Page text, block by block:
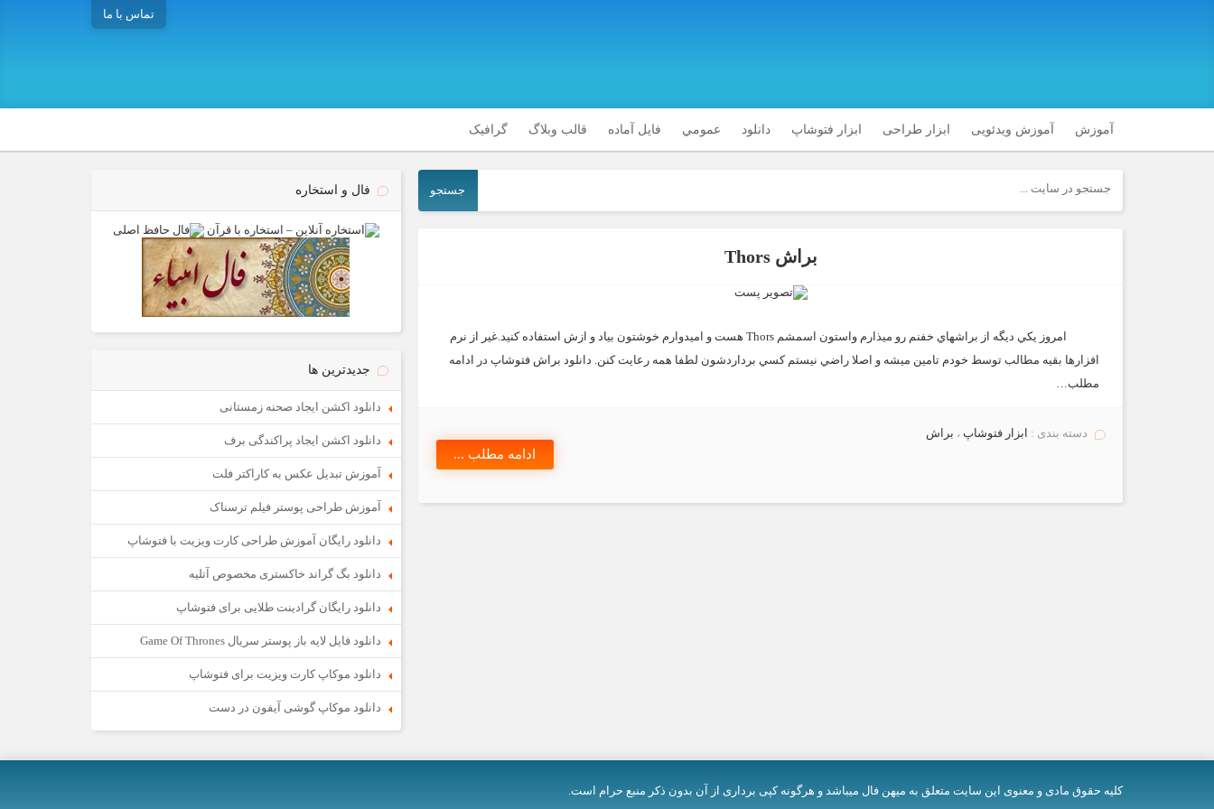
تماس با ما
آموزش آموزش ویدئویی ابزار طراحی ابزار فتوشاپ دانلود عمومي فایل آماده قالب وبلاگ گرافیک
جستجو
براش Thors
امروز يكي ديگه از براشهاي خفنم رو ميذارم واستون اسمشم Thors هست و اميدوارم خوشتون بياد و ازش استفاده كنيد.غير از نرم
افزارها بقيه مطالب توسط خودم تامين ميشه و اصلا راضي نيستم كسي برداردشون لطفا همه رعايت كنن. دانلود براش فتوشاپ در ادامه
مطلب…
دسته بندی : ابزار فتوشاپ ، براش
ادامه مطلب ...
فال و استخاره
جدیدترین ها
دانلود اکشن ایجاد صحنه زمستانی
دانلود اکشن ایجاد پراکندگی برف
آموزش تبدیل عکس به کاراکتر فلت
آموزش طراحی پوستر فیلم ترسناک
دانلود رایگان آموزش طراحی کارت ویزیت با فتوشاپ
دانلود بگ گراند خاکستری مخصوص آتلیه
دانلود رایگان گرادینت طلایی برای فتوشاپ
دانلود فایل لایه باز پوستر سریال Game Of Thrones
دانلود موکاپ کارت ویزیت برای فتوشاپ
دانلود موکاپ گوشی آیفون در دست
کلیه حقوق مادی و معنوی اين سایت متعلق به میهن فال میباشد و هرگونه کپی برداری از آن بدون ذکر منبع حرام است.